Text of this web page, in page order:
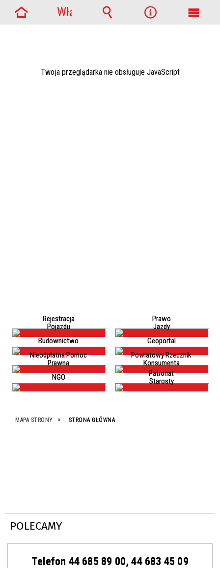
Twoja przeglądarka nie obsługuje JavaScript
Rejestracja
Pojazdu
Prawo
Jazdy
Budownictwo
Geoportal
Nieodpłatna Pomoc
Prawna
Powiatowy Rzecznik
Konsumenta
NGO
Patronat
Starosty
MAPA STRONY STRONA GŁÓWNA
POLECAMY
Telefon 44 685 89 00, 44 683 45 09
Włącz